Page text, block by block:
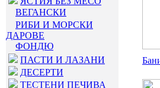
ВЕГАНСКИ
РИБИ И МОРСКИ
ДАРОВЕ
ФОНДЮ
ПАСТИ И ЛАЗАНИ
ДЕСЕРТИ
ТЕСТЕНИ ПЕЧИВА